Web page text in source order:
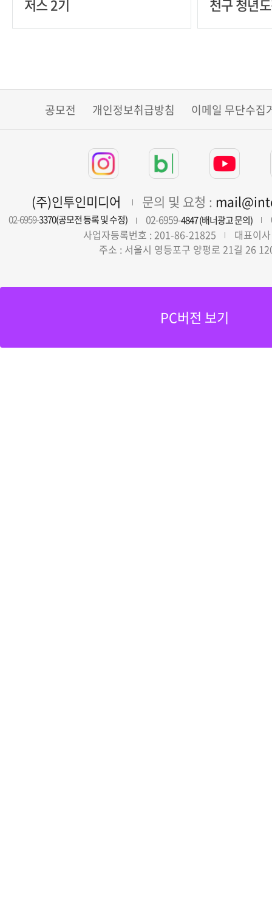
저스 2기
천구 청년
공모전 개인정보취급방침 이메일 무단수집
(주)인투인미디어 문의 및 요청 :
02-6959-3370(공모전 등록 및 수정) 02-6959-4847 (배너광고 문의)
사업자등록번호 : 201-86-21825
대표이
주소 : 서울시 영등포구 양평로 21길 26
PC버전 보기